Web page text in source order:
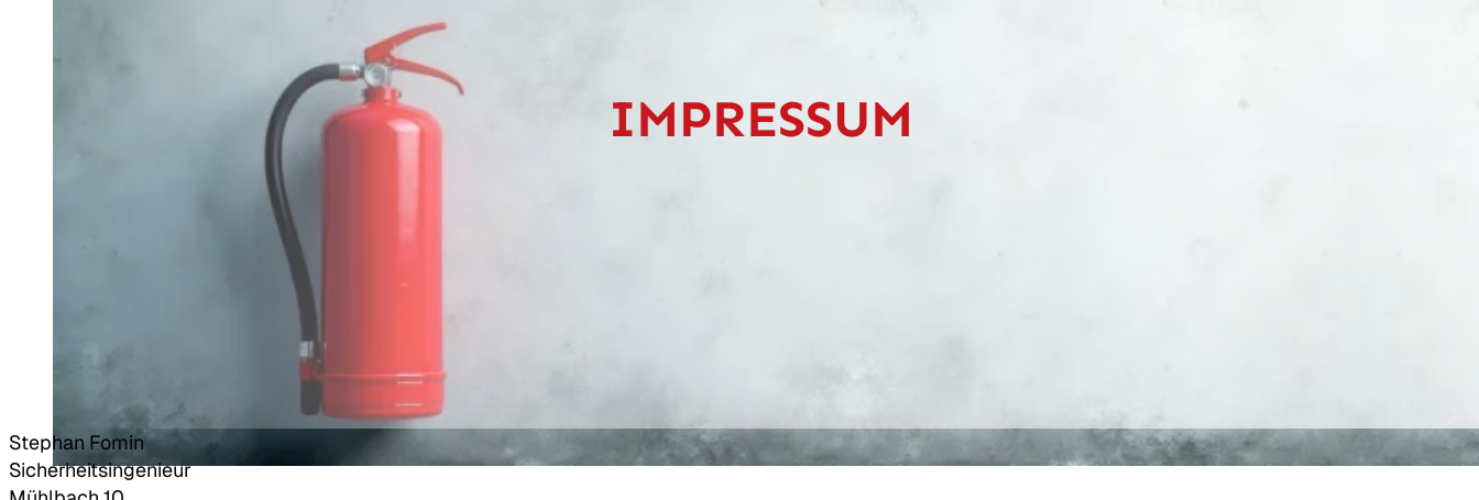
IMPRESSUM
Stephan Fomin
Sicherheitsingenieur